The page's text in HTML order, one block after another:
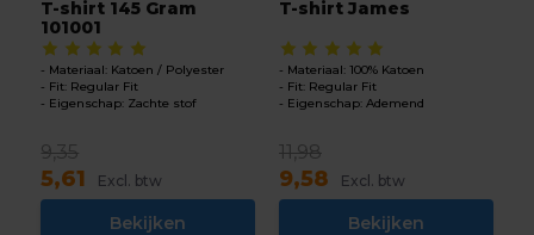
T-shirt 145 Gram
101001
Materiaal: Katoen / Polyester
Fit: Regular Fit
Eigenschap: Zachte stof
9,35
5,61 Excl. btw
Bekijken
T-shirt James
Materiaal: 100% Katoen
Fit: Regular Fit
Eigenschap: Ademend
11,98
9,58 Excl. btw
Bekijken